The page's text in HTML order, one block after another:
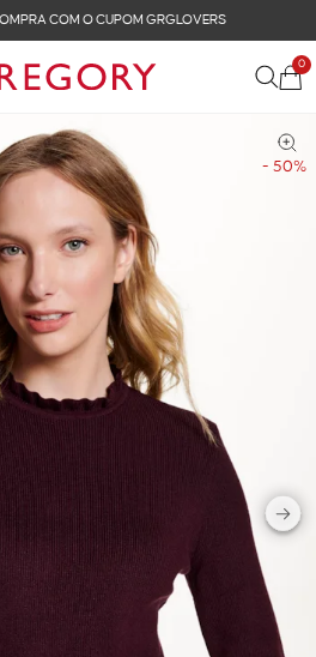
NAS COMPRAS ACIMA DE R$ 899
0
- 50%